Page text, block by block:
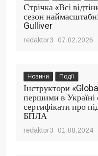
Стрічка «Всі
сезон
Gulliver
redaktor3 07.02.2026
Новини Події
Інструктори
першими в
сертифікати про
БПЛА
redaktor3 01.08.2024